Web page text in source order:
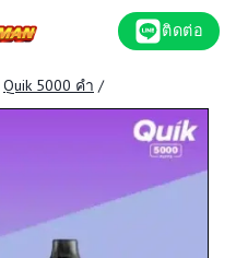
ติดต่อ
Quik 5000 คำ /